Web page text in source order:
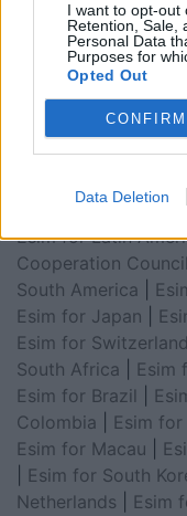
I want to opt-out
Retention, Sale,
Personal Data
Purposes for
Opted Out
CONFIRM
Data Deletion
Esim for Global|
Esim for USA|
for Turkey|Esim
for Asia
Esim for
Arabia|Esim for
Esim for
Esim
Esim for Latin
Cooperation Council
South America
Esim for Japan
Esim for Switzerland
South Africa
Esim
Esim for Brazil
Colombia
Esim
Esim for Macau
Esim for South
Netherlands
Esim